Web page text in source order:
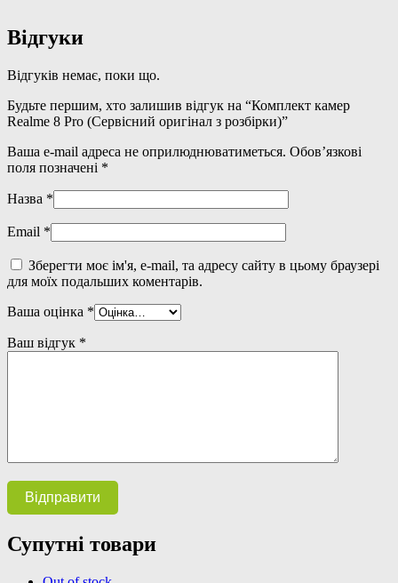
Відгуки
Відгуків немає, поки що.
Будьте першим, хто залишив відгук на “Комплект камер
Realme 8 Pro (Сервісний оригінал з розбірки)”
Ваша e-mail адреса не оприлюднюватиметься. Обов’язкові
поля позначені *
Назва *
Email *
Зберегти моє ім'я, e-mail, та адресу сайту в цьому браузері
для моїх подальших коментарів.
Ваша оцінка *
Ваш відгук *
Супутні товари